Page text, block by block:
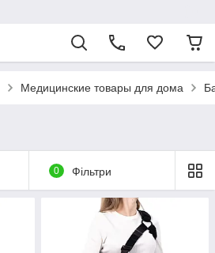
Медицинские товары для дома
0 Фільтри